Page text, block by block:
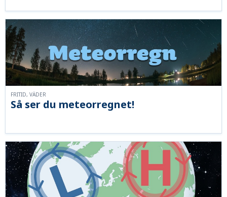
Så ser du meteorregnet!
FRITID, VÄDER